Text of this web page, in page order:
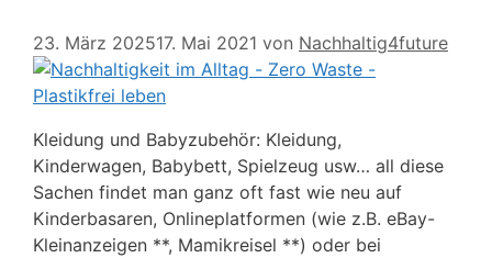
23. März 202517. Mai 2021 von Nachhaltig4future
Kleidung und Babyzubehör: Kleidung,
Kinderwagen, Babybett, Spielzeug usw… all diese
Sachen findet man ganz oft fast wie neu auf
Kinderbasaren, Onlineplatformen (wie z.B. eBay-
Kleinanzeigen **, Mamikreisel **) oder bei